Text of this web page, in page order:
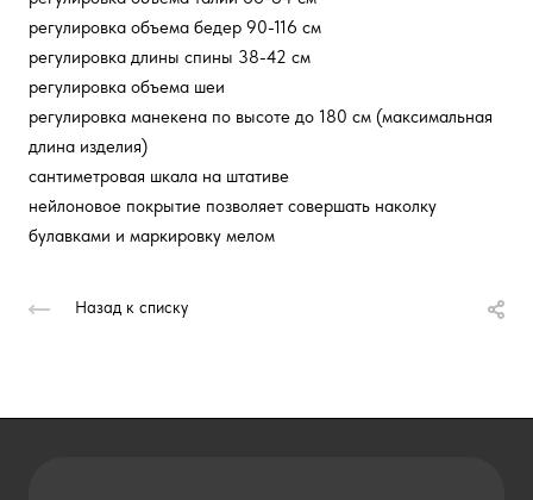
регулировка объема бедер 90-116 см
регулировка длины спины 38-42 см
регулировка объема шеи
регулировка манекена по высоте до 180 см (максимальная
длина изделия)
сантиметровая шкала на штативе
нейлоновое покрытие позволяет совершать наколку
булавками и маркировку мелом
Назад к списку